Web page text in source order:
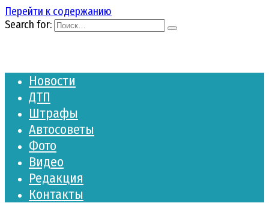
Перейти к содержанию
Search for:
Новости
ДТП
Штрафы
Автосоветы
Фото
Видео
Редакция
Контакты